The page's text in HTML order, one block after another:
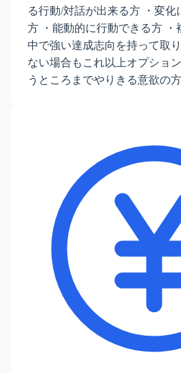
る行動/対話が出来る方 ・変化
方 ・能動的に行動できる方 ・
中で強い達成志向を持って取
ない場合もこれ以上オプショ
うところまでやりきる意欲の方